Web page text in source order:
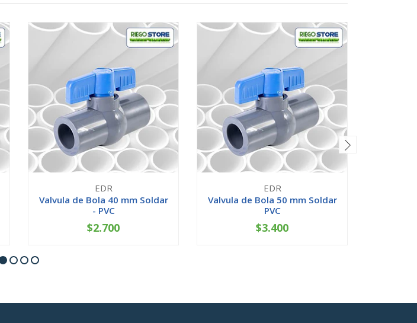
EDR
Valvula de Bola 40 mm Soldar
- PVC
+
$2.700
EDR
Valvula de Bola 50 mm Soldar
PVC
+
$3.400